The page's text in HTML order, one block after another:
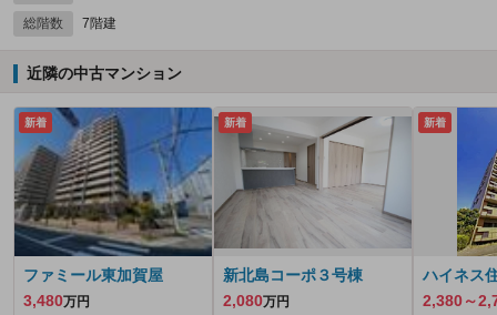
総階数 7階建
近隣の中古マンション
新着
ファミール東加賀屋
3,480万円
新着
新北島コーポ３号棟
2,080万円
新着
ハイネス
2,380～